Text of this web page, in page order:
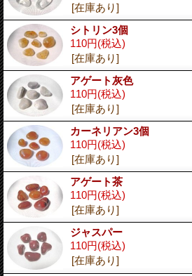
[在庫あり]
シトリン3個
110円(税込)
[在庫あり]
アゲート灰色
110円(税込)
[在庫あり]
カーネリアン3個
110円(税込)
[在庫あり]
アゲート茶
110円(税込)
[在庫あり]
ジャスパー
110円(税込)
[在庫あり]